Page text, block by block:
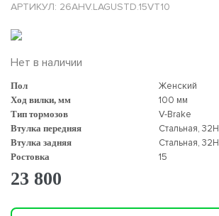
АРТИКУЛ: 26AHV.LAGUSTD.15VT10
Нет в наличии
Пол Женский
Ход вилки, мм 100 мм
Тип тормозов V-Brake
Втулка передняя Стальная, 32H
Втулка задняя Стальная, 32H
Ростовка 15
23 800